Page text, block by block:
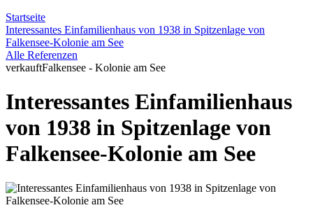
Startseite
Interessantes Einfamilienhaus von 1938 in Spitzenlage von
Falkensee-Kolonie am See
Alle Referenzen
verkauftFalkensee - Kolonie am See
Interessantes Einfamilienhaus
von 1938 in Spitzenlage von
Falkensee-Kolonie am See